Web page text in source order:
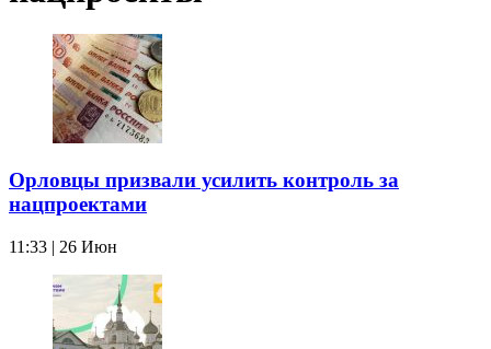
Орловцы призвали усилить контроль за
нацпроектами
11:33 | 26 Июн